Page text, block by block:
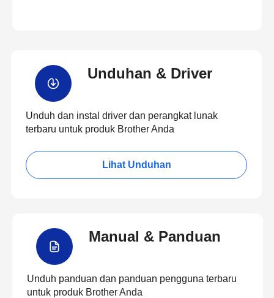
Unduhan & Driver
Unduh dan instal driver dan perangkat lunak
terbaru untuk produk Brother Anda
Lihat Unduhan
Manual & Panduan
Unduh panduan dan panduan pengguna terbaru
untuk produk Brother Anda